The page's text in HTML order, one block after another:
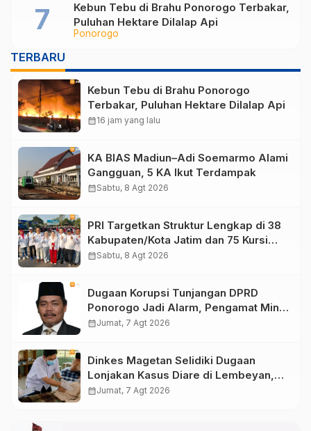
Ponorogo
Kebun Tebu di Brahu Ponorogo Terbakar,
Puluhan Hektare Dilalap Api
TERBARU
Kebun Tebu di Brahu Ponorogo
Terbakar, Puluhan Hektare Dilalap Api
calendar_month16 jam yang lalu
KA BIAS Madiun–Adi Soemarmo Alami
Gangguan, 5 KA Ikut Terdampak
calendar_monthSabtu, 8 Agt 2026
PRI Targetkan Struktur Lengkap di 38
Kabupaten/Kota Jatim dan 75 Kursi
DPR RI pada Pemilu 2029
calendar_monthSabtu, 8 Agt 2026
Dugaan Korupsi Tunjangan DPRD
Ponorogo Jadi Alarm, Pengamat Minta
Magetan Perkuat Tata Kelola
calendar_monthJumat, 7 Agt 2026
Dinkes Magetan Selidiki Dugaan
Lonjakan Kasus Diare di Lembeyan,
Lakukan Penyelidikan Epidemiologi
calendar_monthJumat, 7 Agt 2026